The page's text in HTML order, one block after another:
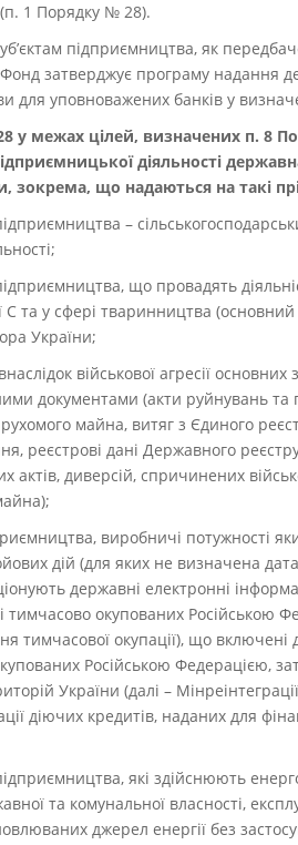
1 Порядку № 28).
підприємництва, як
затверджує програму надання
для уповноважених банків у
у межах цілей, визначених п. 8
діяльності
зокрема, що надаються на такі
–
що провадять
С та у сфері тваринництва
України;
військової агресії
документами (акти руйнувань
майна, витяг з Єдиного
реєстрові дані Державного
актів, диверсій, спричинених
виробничі потужності
дій (для яких не визначена
державні електронні
тимчасово окупованих Російською
тимчасової окупації), що включені
Російською Федерацією,
України (далі –
діючих кредитів, наданих для
які здійснюють
та комунальної власності,
джерел енергії без